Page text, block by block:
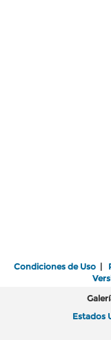
Condiciones de Uso |
Estados